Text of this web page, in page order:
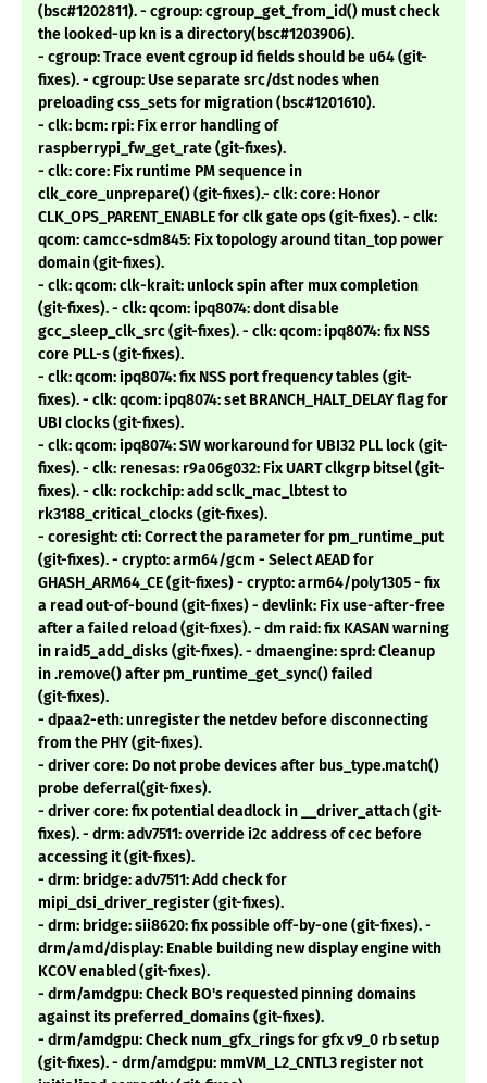
(bsc#1202811). - cgroup: cgroup_get_from_id() must check
the looked-up kn is a directory(bsc#1203906).
- cgroup: Trace event cgroup id fields should be u64 (git-
fixes). - cgroup: Use separate src/dst nodes when
preloading css_sets for migration (bsc#1201610).
- clk: bcm: rpi: Fix error handling of
raspberrypi_fw_get_rate (git-fixes).
- clk: core: Fix runtime PM sequence in
clk_core_unprepare() (git-fixes).- clk: core: Honor
CLK_OPS_PARENT_ENABLE for clk gate ops (git-fixes). - clk:
qcom: camcc-sdm845: Fix topology around titan_top power
domain (git-fixes).
- clk: qcom: clk-krait: unlock spin after mux completion
(git-fixes). - clk: qcom: ipq8074: dont disable
gcc_sleep_clk_src (git-fixes). - clk: qcom: ipq8074: fix NSS
core PLL-s (git-fixes).
- clk: qcom: ipq8074: fix NSS port frequency tables (git-
fixes). - clk: qcom: ipq8074: set BRANCH_HALT_DELAY flag for
UBI clocks (git-fixes).
- clk: qcom: ipq8074: SW workaround for UBI32 PLL lock (git-
fixes). - clk: renesas: r9a06g032: Fix UART clkgrp bitsel (git-
fixes). - clk: rockchip: add sclk_mac_lbtest to
rk3188_critical_clocks (git-fixes).
- coresight: cti: Correct the parameter for pm_runtime_put
(git-fixes). - crypto: arm64/gcm - Select AEAD for
GHASH_ARM64_CE (git-fixes) - crypto: arm64/poly1305 - fix
a read out-of-bound (git-fixes) - devlink: Fix use-after-free
after a failed reload (git-fixes). - dm raid: fix KASAN warning
in raid5_add_disks (git-fixes). - dmaengine: sprd: Cleanup
in .remove() after pm_runtime_get_sync() failed
(git-fixes).
- dpaa2-eth: unregister the netdev before disconnecting
from the PHY (git-fixes).
- driver core: Do not probe devices after bus_type.match()
probe deferral(git-fixes).
- driver core: fix potential deadlock in __driver_attach (git-
fixes). - drm: adv7511: override i2c address of cec before
accessing it (git-fixes).
- drm: bridge: adv7511: Add check for
mipi_dsi_driver_register (git-fixes).
- drm: bridge: sii8620: fix possible off-by-one (git-fixes). -
drm/amd/display: Enable building new display engine with
KCOV enabled (git-fixes).
- drm/amdgpu: Check BO's requested pinning domains
against its preferred_domains (git-fixes).
- drm/amdgpu: Check num_gfx_rings for gfx v9_0 rb setup
(git-fixes). - drm/amdgpu: mmVM_L2_CNTL3 register not